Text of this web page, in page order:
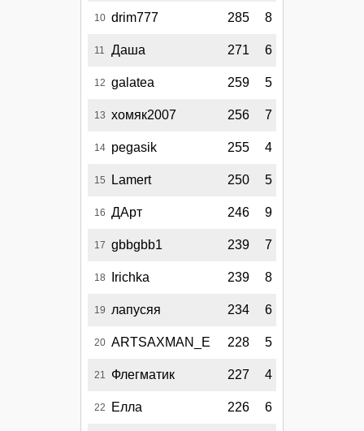
10 drim777 285 8
11 Даша 271 6
12 galatea 259 5
13 хомяк2007 256 7
14 pegasik 255 4
15 Lamert 250 5
16 ДАрт 246 9
17 gbbgbb1 239 7
18 Irichka 239 8
19 лапусяя 234 6
20 ARTSAXMAN_E 228 5
21 Флегматик 227 4
22 Елла 226 6